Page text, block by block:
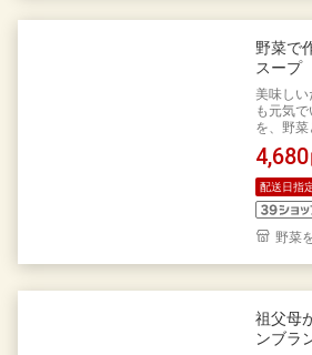
野菜で
スープ
美味しい
も元気
を、野菜
4,680
配送日指
野菜
祖父母
ンブラ